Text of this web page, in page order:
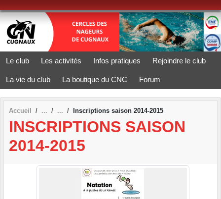
Le club Les activités Infos pratiques Rejoindre le club
La vie du club La boutique du CNC Forum
Accueil Inscriptions saison 2014-2015
INSCRIPTIONS SAISON
2014-2015